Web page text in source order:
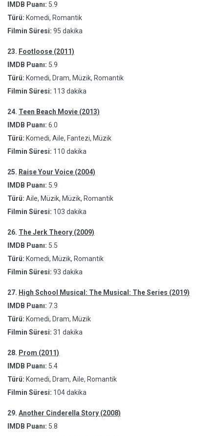
IMDB Puanı: 5.9
Türü: Komedi, Romantik
Filmin Süresi: 95 dakika
23. Footloose (2011)
IMDB Puanı: 5.9
Türü: Komedi, Dram, Müzik, Romantik
Filmin Süresi: 113 dakika
24. Teen Beach Movie (2013)
IMDB Puanı: 6.0
Türü: Komedi, Aile, Fantezi, Müzik
Filmin Süresi: 110 dakika
25. Raise Your Voice (2004)
IMDB Puanı: 5.9
Türü: Aile, Müzik, Müzik, Romantik
Filmin Süresi: 103 dakika
26. The Jerk Theory (2009)
IMDB Puanı: 5.5
Türü: Komedi, Müzik, Romantik
Filmin Süresi: 93 dakika
27. High School Musical: The Musical: The Series (2019)
IMDB Puanı: 7.3
Türü: Komedi, Dram, Müzik
Filmin Süresi: 31 dakika
28. Prom (2011)
IMDB Puanı: 5.4
Türü: Komedi, Dram, Aile, Romantik
Filmin Süresi: 104 dakika
29. Another Cinderella Story (2008)
IMDB Puanı: 5.8